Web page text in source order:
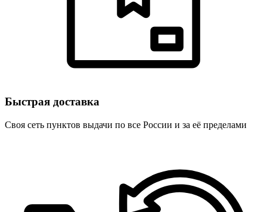
Быстрая доставка
Своя сеть пунктов выдачи по все России и за её пределами